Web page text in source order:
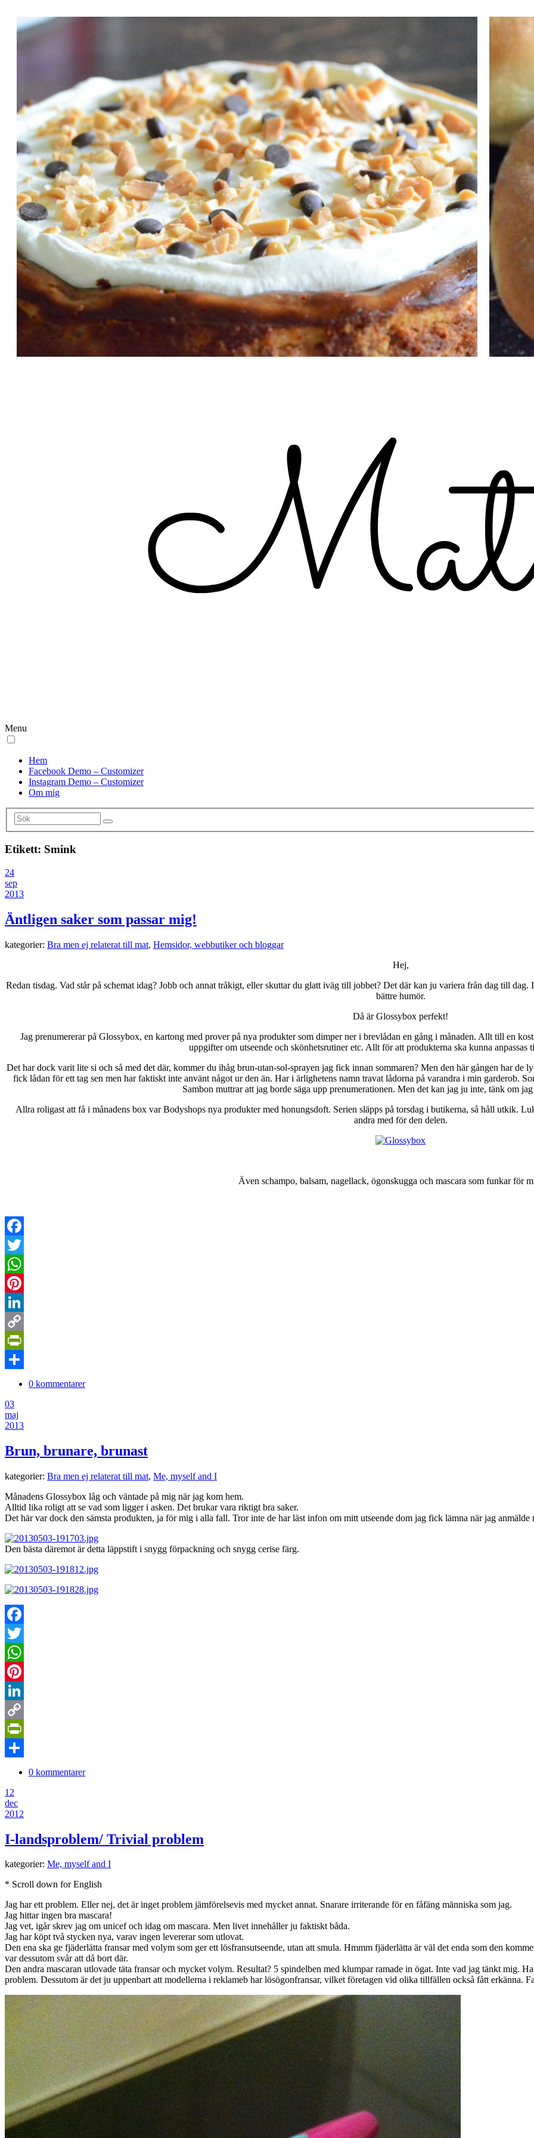
Menu
Hem
Facebook Demo – Customizer
Instagram Demo – Customizer
Om mig
Etikett: Smink
24
sep
2013
Äntligen saker som passar mig!
kategorier: Bra men ej relaterat till mat, Hemsidor, webbutiker och bloggar
Hej,
Redan tisdag. Vad står på schemat idag? Jobb och annat tråkigt, eller skuttar du glatt iväg till jobbet? Det där kan ju variera från dag till
bättre humör.
Då är Glossybox perfekt!
Jag prenumererar på Glossybox, en kartong med prover på nya produkter som dimper ner i brevlådan en gång i månaden. Allt till en
uppgifter om utseende och skönhetsrutiner etc. Allt för att produkterna ska kunna anpassas
Det har dock varit lite si och så med det där, kommer du ihåg brun-utan-sol-sprayen jag fick innan sommaren? Men den här gången har de
fick lådan för ett tag sen men har faktiskt inte använt något ur den än. Har i ärlighetens namn travat lådorna på varandra i min garderob.
Sambon muttrar att jag borde säga upp prenumerationen. Men det kan jag ju inte, tänk om
Allra roligast att få i månadens box var Bodyshops nya produkter med honungsdoft. Serien släpps på torsdag i butikerna, så håll utkik.
andra med för den delen.
Även schampo, balsam, nagellack, ögonskugga och mascara som funkar för
Facebook
Twitter
WhatsApp
Pinterest
LinkedIn
Copy
Link
PrintFriendly
0 kommentarer
03
maj
2013
Brun, brunare, brunast
kategorier: Bra men ej relaterat till mat, Me, myself and I
Månadens Glossybox låg och väntade på mig när jag kom hem.
Alltid lika roligt att se vad som ligger i asken. Det brukar vara riktigt bra saker.
Det här var dock den sämsta produkten, ja för mig i alla fall. Tror inte de har läst infon om mitt utseende dom jag fick lämna när jag anmälde
Den bästa däremot är detta läppstift i snygg förpackning och snygg cerise färg.
Facebook
Twitter
WhatsApp
Pinterest
LinkedIn
Copy
Link
PrintFriendly
0 kommentarer
12
dec
2012
I-landsproblem/ Trivial problem
kategorier: Me, myself and I
* Scroll down for English
Jag har ett problem. Eller nej, det är inget problem jämförelsevis med mycket annat. Snarare irriterande för en fåfäng människa som jag.
Jag hittar ingen bra mascara!
Jag vet, igår skrev jag om unicef och idag om mascara. Men livet innehåller ju faktiskt båda.
Jag har köpt två stycken nya, varav ingen levererar som utlovat.
Den ena ska ge fjäderlätta fransar med volym som ger ett lösfransutseende, utan att smula. Hmmm fjäderlätta är väl det enda som den
var dessutom svår att då bort där.
Den andra mascaran utlovade täta fransar och mycket volym. Resultat? 5 spindelben med klumpar ramade in ögat. Inte vad jag tänkt mig.
problem. Dessutom är det ju uppenbart att modellerna i reklameb har lösögonfransar, vilket företagen vid olika tillfällen också fått erkänna.